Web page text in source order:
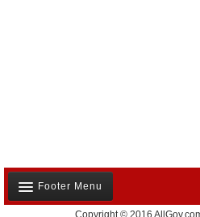
Footer Menu
Copyright © 2016